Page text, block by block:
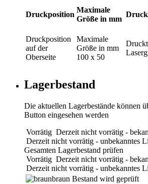
Druckposition
Maximale
Größe in mm
Druckposition
auf der
Oberseite
Maximale
Größe in mm
100 x 50
Lagerbestand
Die aktuellen Lagerbestände können
Button eingesehen werden
Vorrätig Derzeit nicht vorrätig -
Derzeit nicht vorrätig - unbekanntes
Gesamten Lagerbestand prüfen
Vorrätig Derzeit nicht vorrätig -
Derzeit nicht vorrätig - unbekanntes
braun Bestand wird geprüft